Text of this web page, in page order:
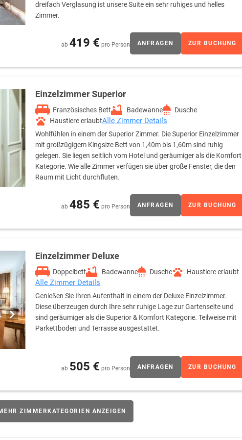
dreifach Verglasung ist unsere Suite ein sehr ruhiges und helles
Zimmer.
ab 419 € pro Person ANFRAGEN ZUR BUCHUNG
Einzelzimmer Superior
Französisches Bett Badewanne
Dusche
Haustiere erlaubtAlle Zimmer Details
Wohlfühlen in einem der Superior Zimmer. Die Superior Einzelzimmer
mit großzügigem Kingsize Bett von 1,40m bis 1,60m sind ruhig
gelegen. Sie liegen seitlich vom Hotel und geräumiger als die Komfort
Kategorie. Wie alle Zimmer verfügen sie über große Fenster, die den
Raum mit Licht durchfluten.
ab 485 € pro Person ANFRAGEN ZUR BUCHUNG
Einzelzimmer Deluxe
Doppelbett Badewanne Dusche Haustiere erlaubt
Alle Zimmer Details
Genießen Sie Ihren Aufenthalt in einem der Deluxe Einzelzimmer.
Diese überzeugen durch Ihre sehr ruhige Lage zur Gartenseite und
sind geräumiger als die Superior & Komfort Kategorie. Teilweise mit
Parkettboden und Terrasse ausgestattet.
ab 505 € pro Person ANFRAGEN ZUR BUCHUNG
ZIMMERKATEGORIEN ANZEIGEN